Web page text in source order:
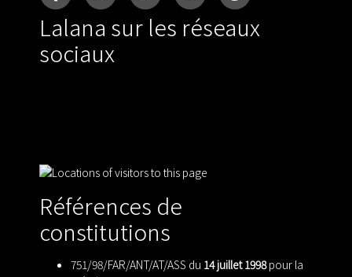
Lalana sur les réseaux
sociaux
Références de
constitutions
751/98/FAR/ANT/AT/ASS du 14 juillet 1998pour la